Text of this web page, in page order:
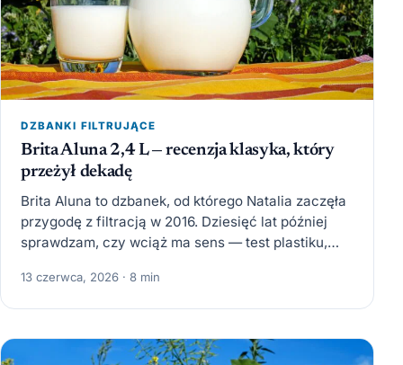
DZBANKI FILTRUJĄCE
Brita Aluna 2,4 L — recenzja klasyka, który
przeżył dekadę
Brita Aluna to dzbanek, od którego Natalia zaczęła
przygodę z filtracją w 2016. Dziesięć lat później
sprawdzam, czy wciąż ma sens — test plastiku,…
13 czerwca, 2026 · 8 min